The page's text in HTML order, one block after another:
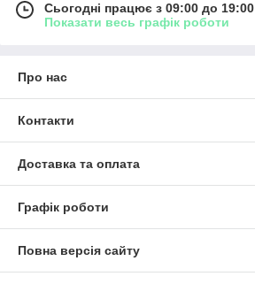
Сьогодні працює з 09:00 до 19:00
Показати весь графік роботи
Про нас
Контакти
Доставка та оплата
Графік роботи
Повна версія сайту